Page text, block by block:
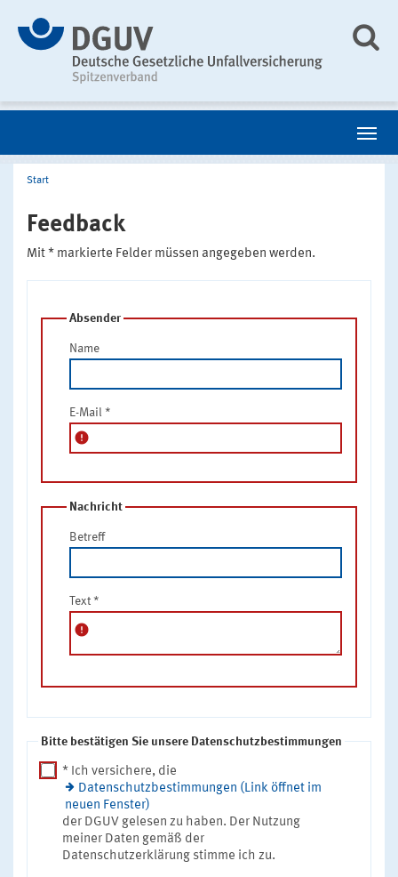
Start
Feedback
Mit * markierte Felder müssen angegeben werden.
Absender
Name
E-Mail *
error
Nachricht
Betreff
Text *
error
Bitte bestätigen Sie unsere Datenschutzbestimmungen
* Ich versichere, die
Datenschutzbestimmungen (Link öffnet im
neuen Fenster)
der DGUV gelesen zu haben. Der Nutzung
meiner Daten gemäß der
Datenschutzerklärung stimme ich zu.